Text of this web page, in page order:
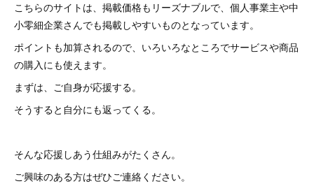
こちらのサイトは、掲載価格もリーズナブルで、個人事業主や中
小零細企業さんでも掲載しやすいものとなっています。
ポイントも加算されるので、いろいろなところでサービスや商品
の購入にも使えます。
まずは、ご自身が応援する。
そうすると自分にも返ってくる。
そんな応援しあう仕組みがたくさん。
ご興味のある方はぜひご連絡ください。